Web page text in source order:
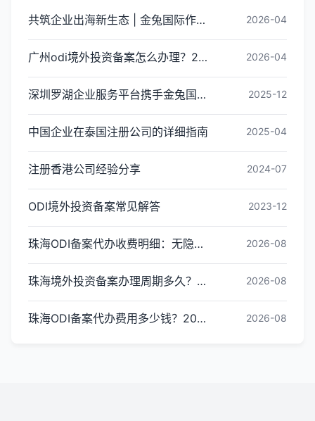
共筑企业出海新生态 | 金兔国际作为代表单位亮相宝安区出海服务中心揭牌仪式 2026-04
广州odi境外投资备案怎么办理？2026年最新流程详解 2026-04
深圳罗湖企业服务平台携手金兔国际ODI备案专家,共建跨境出海全链条服务新生态 2025-12
中国企业在泰国注册公司的详细指南 2025-04
注册香港公司经验分享 2024-07
ODI境外投资备案常见解答 2023-12
珠海ODI备案代办收费明细：无隐形消费更透明 2026-08
珠海境外投资备案办理周期多久？ODI备案下证时间 2026-08
珠海ODI备案代办费用多少钱？2026最新收费标准 2026-08